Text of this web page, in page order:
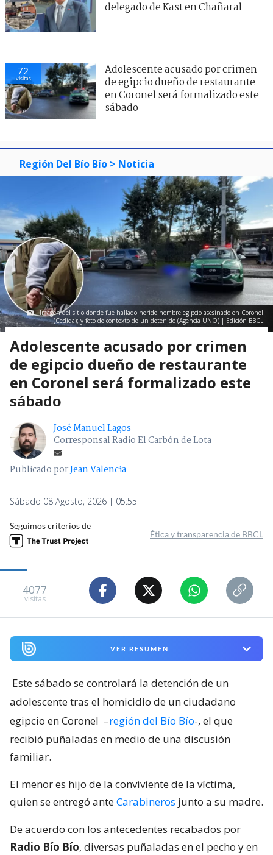
delegado de Kast en Chañaral
72
visitas
Adolescente acusado por crimen
de egipcio dueño de restaurante
en Coronel será formalizado este
sábado
Región Del Bío Bío > Noticia
Imagen del sitio donde fue hallado herido hombre egipcio asesinado en Coronel
(Cedida); y foto de contexto de un detenido (Agencia UNO) | Edición BBCL
Adolescente acusado por crimen
de egipcio dueño de restaurante
en Coronel será formalizado este
sábado
José Manuel Lagos
Corresponsal Radio El Carbón de Lota
Publicado porJean Valencia
Sábado 08 Agosto, 2026 | 05:55
Seguimos criterios de
Ética y transparencia de BBCL
4077
visitas
VER RESUMEN
Este sábado se controlará la detención de un
adolescente tras el homicidio de un ciudadano
egipcio en Coronel –región del Bío Bío-, el que
recibió puñaladas en medio de una discusión
familiar.
El menor es hijo de la conviviente de la víctima,
quien se entregó anteCarabineros junto a su madre.
De acuerdo con los antecedentes recabados por
Radio Bío Bío, diversas puñaladas en el pecho y en